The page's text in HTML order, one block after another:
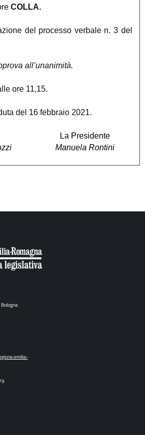
COLLA.
del processo verbale n. 3 del
all’unanimità.
ore 11,15.
del 16 febbraio 2021.
La Presidente
Manuela Rontini